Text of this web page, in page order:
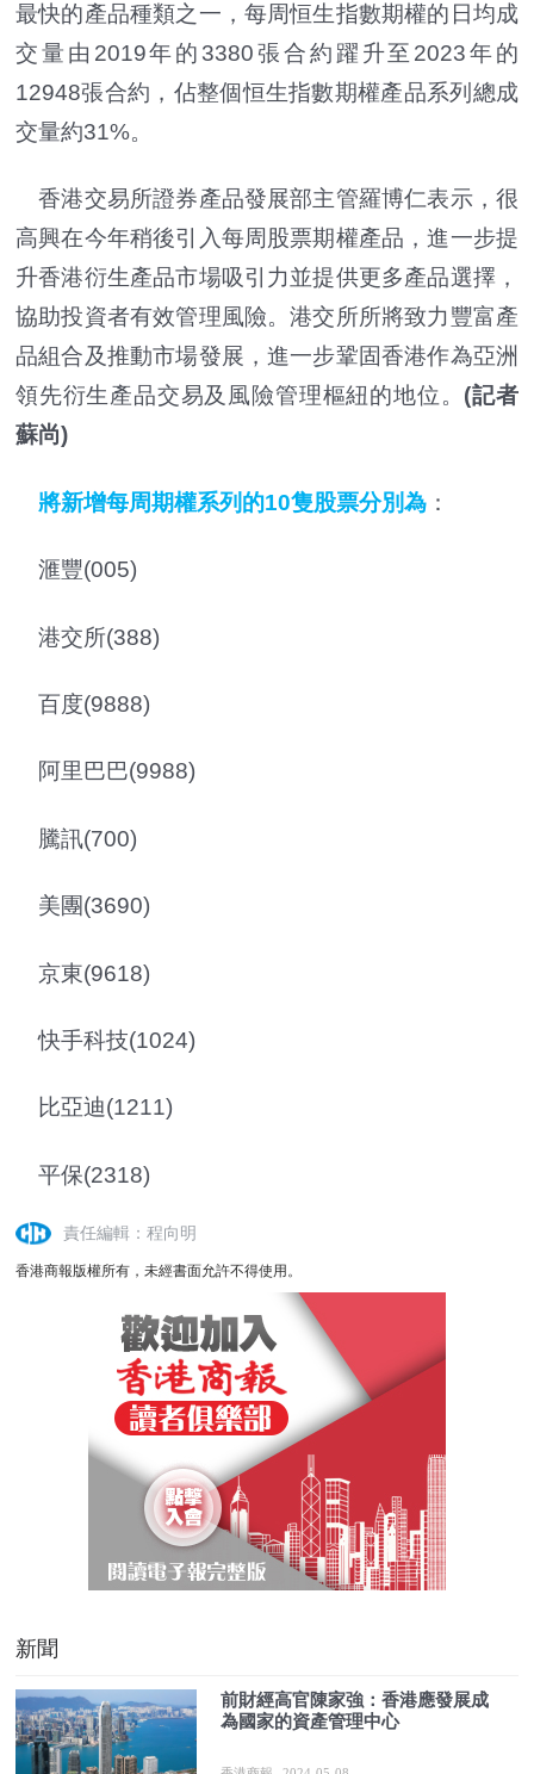
最快的產品種類之一，每周恒生指數期權的日均成
交量由2019年的3380張合約躍升至2023年的
12948張合約，佔整個恒生指數期權產品系列總成
交量約31%。
香港交易所證券產品發展部主管羅博仁表示，很
高興在今年稍後引入每周股票期權產品，進一步提
升香港衍生產品市場吸引力並提供更多產品選擇，
協助投資者有效管理風險。港交所所將致力豐富產
品組合及推動市場發展，進一步鞏固香港作為亞洲
領先衍生產品交易及風險管理樞紐的地位。 (記者
蘇尚)
將新增每周期權系列的10隻股票分別為 ：
滙豐(005)
港交所(388)
百度(9888)
阿里巴巴(9988)
騰訊(700)
美團(3690)
京東(9618)
快手科技(1024)
比亞迪(1211)
平保(2318)
責任編輯：程向明
香港商報版權所有，未經書面允許不得使用。
新聞
前財經高官陳家強：香港應發展成
為國家的資產管理中心